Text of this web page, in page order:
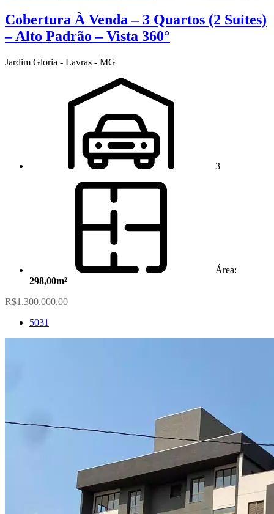
Cobertura À Venda – 3 Quartos (2 Suítes)
– Alto Padrão – Vista 360°
Jardim Gloria - Lavras - MG
3
Área:
298,00m²
R$1.300.000,00
5031